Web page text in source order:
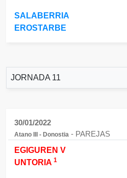
SALABERRIA
EROSTARBE
JORNADA 11
30/01/2022
Atano III - Donostia - PAREJAS
EGIGUREN V
UNTORIA 1